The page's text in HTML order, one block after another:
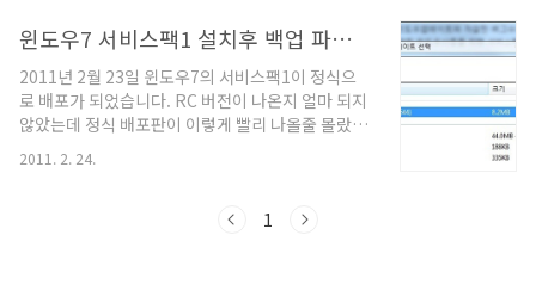
other network equipment do not support it
yet. So it may be a wise approach to disable
it for now. We can also disable it by simply
unchecking ..
윈도우7 서비스팩1 설치후 백업 파일 삭제 방법
2011년 2월 23일 윈도우7의 서비스팩1이 정식으
로 배포가 되었습니다. RC 버전이 나온지 얼마 되지
않았는데 정식 배포판이 이렇게 빨리 나올줄 몰랐네
로드 없이 공식적인 윈도우 업데이트 기능을 이용하
시는 바와 같이 윈도우7 서비스팩1은 이전까지 MS
2011. 2. 24.
1